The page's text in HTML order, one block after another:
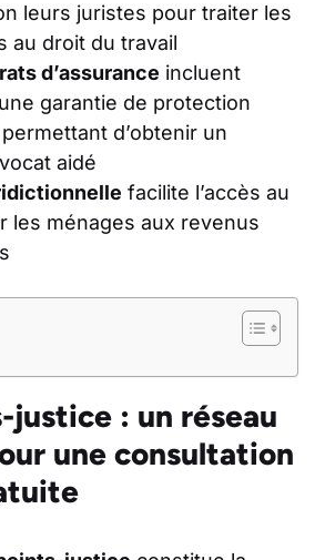
leurs juristes pour traiter les
au droit du travail
d’assurance incluent
garantie de protection
d’obtenir un
aidé
facilite l’accès au
les ménages aux revenus
justice : un réseau
une consultation